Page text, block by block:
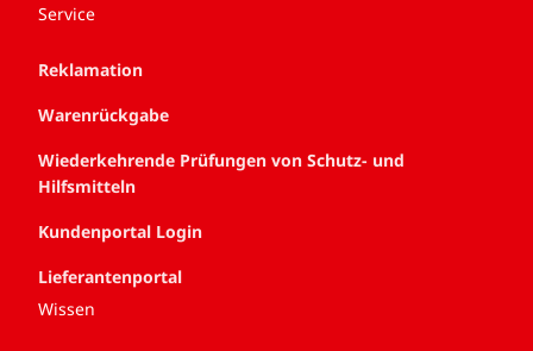
Service
Reklamation
Warenrückgabe
Wiederkehrende Prüfungen von Schutz- und
Hilfsmitteln
Kundenportal Login
Lieferantenportal
Wissen